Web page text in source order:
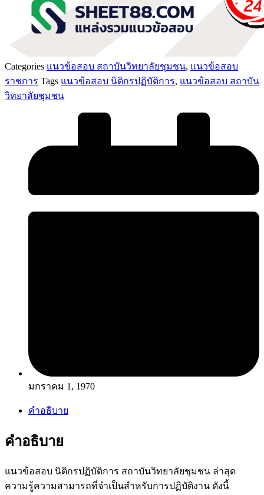
Categories แนวข้อสอบ สถาบันวิทยาลัยชุมชน, แนวข้อสอบ
ราชการ Tags แนวข้อสอบ นิติกรปฏิบัติการ, แนวข้อสอบ สถาบัน
วิทยาลัยชุมชน
มกราคม 1, 1970
คำอธิบาย
คำอธิบาย
แนวข้อสอบ นิติกรปฏิบัติการ สถาบันวิทยาลัยชุมชน ล่าสุด
ความรู้ความสามารถที่จำเป็นสำหรับการปฏิบัติงาน ดังนี้